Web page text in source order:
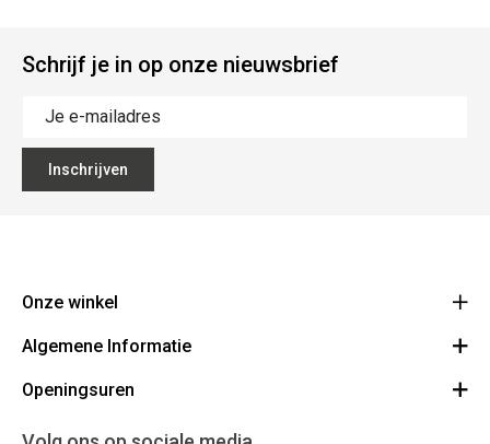
Schrijf je in op onze nieuwsbrief
Inschrijven
Onze winkel
Ecoflora
1500 Halle
Algemene Informatie
Vacatures
Openingsuren
Maandag : gesloten